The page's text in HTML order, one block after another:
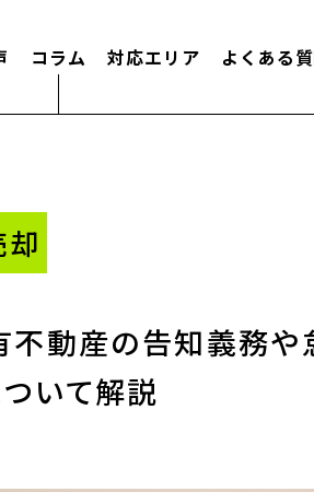
コラム 対応エリア よくある
動産の告知義務や
いて解説